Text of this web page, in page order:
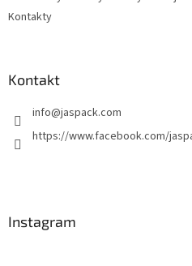
Kontakty
Kontakt
info@jaspack.com
https://www.facebook.com/
Instagram